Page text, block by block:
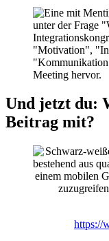
Und jetzt du:
Beitrag mit?
https://